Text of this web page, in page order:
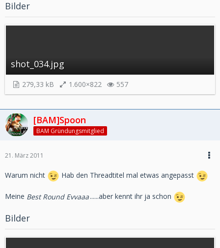
Bilder
shot_034.jpg
279,33 kB 1.600×822 557
[BAM]Spoon
BAM Gründungsmitglied
21. März 2011
Warum nicht Hab den Threadtitel mal etwas angepasst
Meine Best Round Evvaaa......aber kennt ihr ja schon
Bilder